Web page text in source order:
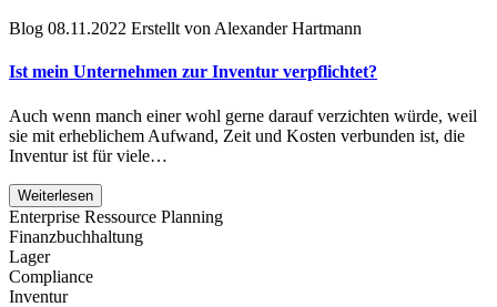
Blog 08.11.2022 Erstellt von Alexander Hartmann
Ist mein Unternehmen zur Inventur verpflichtet?
Auch wenn manch einer wohl gerne darauf verzichten würde, weil
sie mit erheblichem Aufwand, Zeit und Kosten verbunden ist, die
Inventur ist für viele…
Weiterlesen
Enterprise Ressource Planning
Finanzbuchhaltung
Lager
Compliance
Inventur